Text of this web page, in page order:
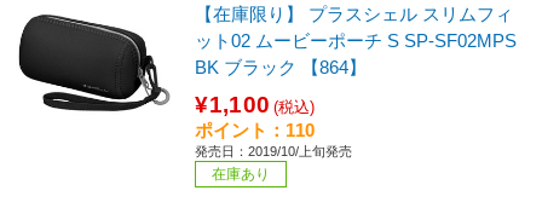
【在庫限り】 プラスシェル スリムフィ
ット02 ムービーポーチ S SP-SF02MPS
BK ブラック 【864】
¥1,100 (税込)
ポイント：110
発売日：2019/10/上旬発売
在庫あり